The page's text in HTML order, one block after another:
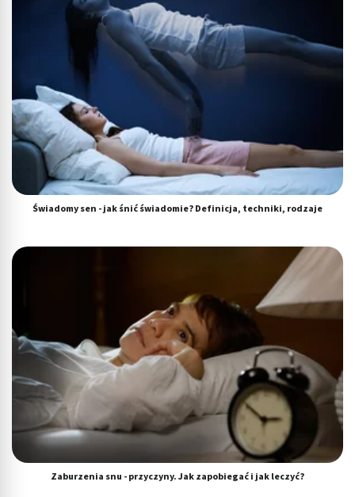
Świadomy sen - jak śnić świadomie? Definicja, techniki, rodzaje
Zaburzenia snu - przyczyny. Jak zapobiegać i jak leczyć?